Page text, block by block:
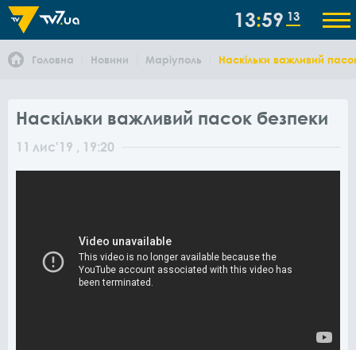
13 59 13
Головна Новини Маріуполь Наскільки важливий
Наскільки важливий пасок безпеки
11 лис'19 , 19:20